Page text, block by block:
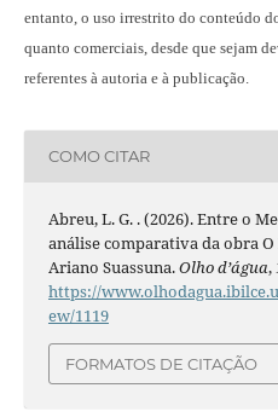
entanto, o uso irrestrito do conteúdo
quanto comerciais, desde que sejam
referentes à autoria e à publicação.
COMO CITAR
Abreu, L. G. . (2026). Entre o
análise comparativa da obra
Ariano Suassuna.Olho d’água,
https://
ew/1119
FORMATOS DE CITAÇÃO